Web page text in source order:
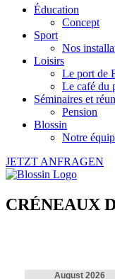
Éducation
Concept
Sport
Nos
Loisirs
Le port de
Le café du
Séminaires et
Pension
Blossin
Notre
JETZT ANFRAGEN
CRÉNEAUX